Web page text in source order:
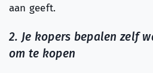
aan geeft.
2. Je kopers bepalen zelf
om te kopen